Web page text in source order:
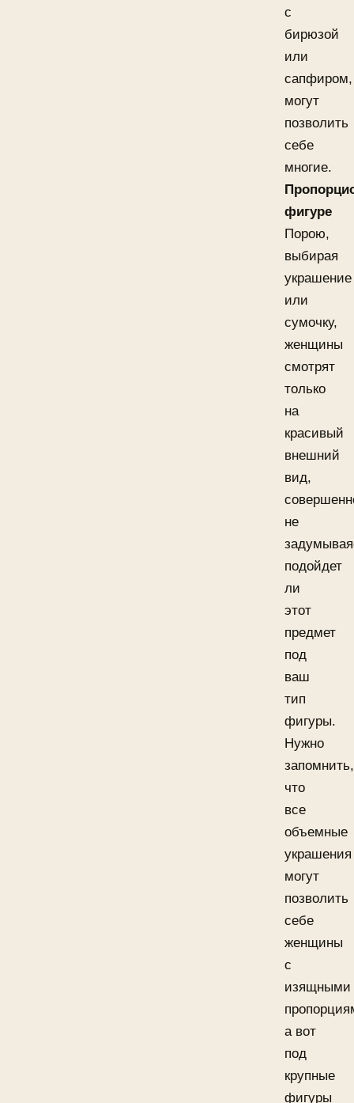
с
бирюзой
или
сапфиром,
могут
позволить
себе
многие.
фигуре
Порою,
выбирая
украшение
или
сумочку,
женщины
смотрят
только
на
красивый
внешний
вид,
не
подойдет
ли
этот
предмет
под
ваш
тип
фигуры.
Нужно
запомнить,
что
все
объемные
украшения
могут
позволить
себе
женщины
с
изящными
а вот
под
крупные
фигуры